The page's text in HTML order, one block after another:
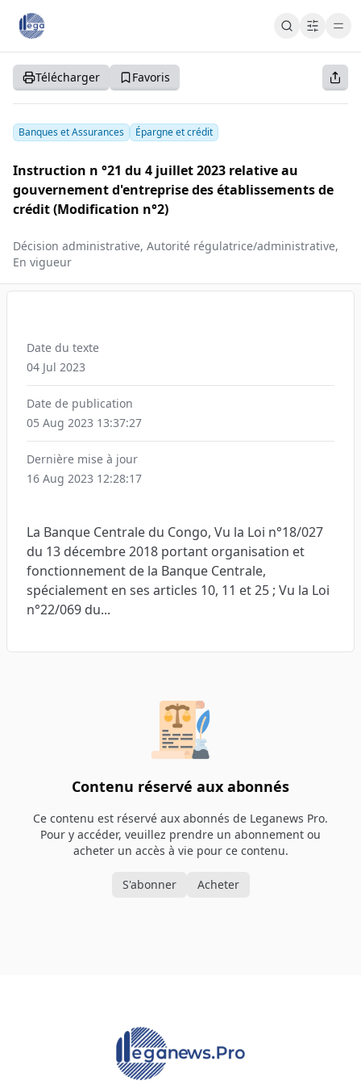
Cart Cart
Accueil
S'abonner
S'inscrire
Se connecter
Télécharger Favoris
Banques et Assurances Épargne et crédit
Instruction n °21 du 4 juillet 2023 relative au
gouvernement d'entreprise des établissements de
crédit (Modification n°2)
Décision administrative, Autorité régulatrice/administrative,
En vigueur
Date du texte
04 Jul 2023
Date de publication
05 Aug 2023 13:37:27
Dernière mise à jour
16 Aug 2023 12:28:17
La Banque Centrale du Congo, Vu la Loi n°18/027
du 13 décembre 2018 portant organisation et
fonctionnement de la Banque Centrale,
spécialement en ses articles 10, 11 et 25 ; Vu la Loi
n°22/069 du...
Contenu réservé aux abonnés
Ce contenu est réservé aux abonnés de Leganews Pro.
Pour y accéder, veuillez prendre un abonnement ou
acheter un accès à vie pour ce contenu.
S'abonner Acheter